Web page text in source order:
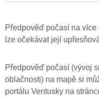
Předpověď počasí na
lze očekávat její
Předpověď počasí (vývoj
oblačnosti) na mapě si
portálu Ventusky na